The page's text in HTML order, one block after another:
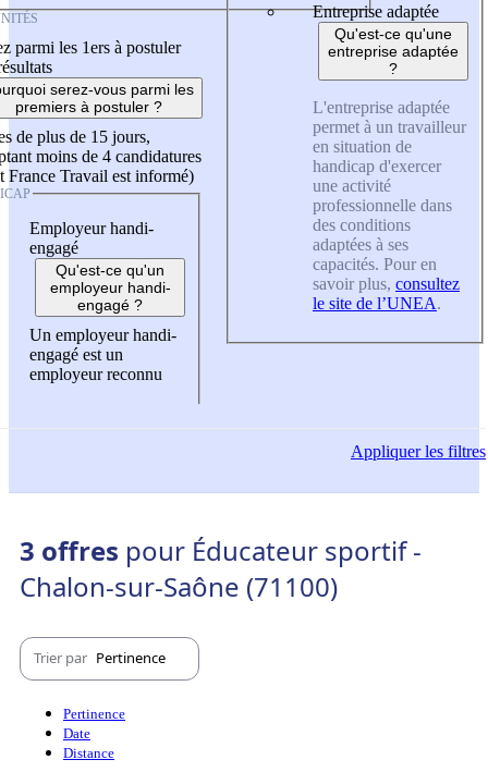
parmi les 1ers à postuler
serez-vous parmi les
premiers à postuler ?
de plus de 15 jours,
moins de 4 candidatures
France Travail est informé)
Employeur handi-
engagé
Qu'est-ce qu'un
employeur handi-
engagé ?
Un employeur handi-
engagé est un
employeur reconnu
Entreprise adaptée
Qu'est-ce qu'une
entreprise adaptée
?
L'entreprise adaptée
permet à un travailleur
en situation de
handicap d'exercer
une activité
professionnelle dans
des conditions
adaptées à ses
capacités. Pour en
savoir plus, consultez
le site de l’UNEA.
Appliquerles filtres
3 offres pour Éducateur sportif -
Chalon-sur-Saône (71100)
Trier par Pertinence
Pertinence
Date
Distance